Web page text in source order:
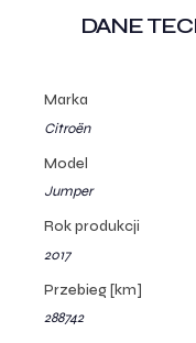
DANE
Marka
Citroën
Model
Jumper
Rok produkcji
2017
Przebieg [km]
288742